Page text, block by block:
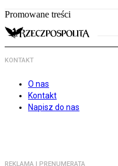
Promowane treści
KONTAKT
O nas
Kontakt
Napisz do nas
REKLAMA I PRENUMERATA